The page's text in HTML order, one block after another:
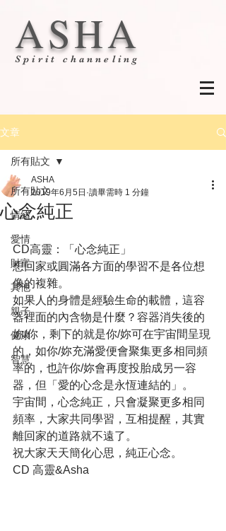
Spirit channeling
ASHA
文章
所有貼文
情緒
愛情
財富
其他
親子
健康
智慧
所有貼文
心念純正
ASHA
2019年6月5日 讀畢需時 1 分鐘
CD高靈：「心念純正」
想回家或圓滿各方面的學習不是各位想
像的複雜。
如果人的身體是經驗生命的載體，這容
器裡面的內含物是什麼？容器消失後的
妳/你，剩下的就是你/妳可在宇宙間呈現
的，如你/妳充滿愛便會聚集更多相同頻
率的，也許你/妳會再度投胎成另一容
器，但「愛的心念是永恆連結的」。
宇宙間，心念純正，只會凝聚更多相同
頻率，大家共同學習，互相提醒，其實
離回家的道路就不遠了。
祝大家天天簡化心思，純正心念。
CD 高靈&Asha